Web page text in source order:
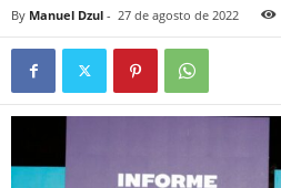
By Manuel Dzul - 27 de agosto de 2022